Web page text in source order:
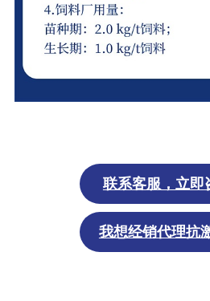
联系客服 ，立即
我想经销代理抗